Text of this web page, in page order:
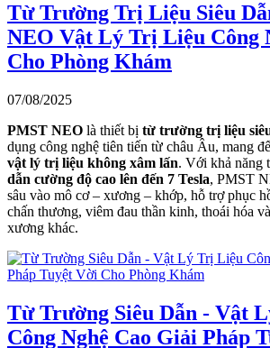
Từ Trường Trị Liệu Siêu
NEO Vật Lý Trị Liệu Công
Cho Phòng Khám
07/08/2025
PMST NEO là thiết bị từ trường trị liệu
dụng công nghệ tiên tiến từ châu Âu, mang
vật lý trị liệu không xâm lấn. Với khả năng
dẫn cường độ cao lên đến 7 Tesla, PMST
sâu vào mô cơ – xương – khớp, hỗ trợ phục
chấn thương, viêm đau thần kinh, thoái hóa
xương khác.
Từ Trường Siêu Dẫn - Vật
Công Nghệ Cao Giải Pháp